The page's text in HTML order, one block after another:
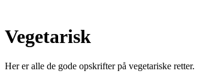
Vegetarisk
Her er alle de gode opskrifter på vegetariske retter.